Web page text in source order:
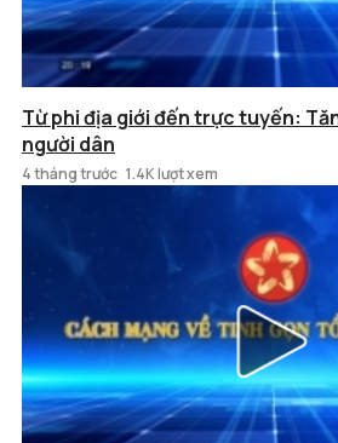
Từ phi địa giới đến trực tuyến:
người dân
4 tháng trước 1.4K lượt xem